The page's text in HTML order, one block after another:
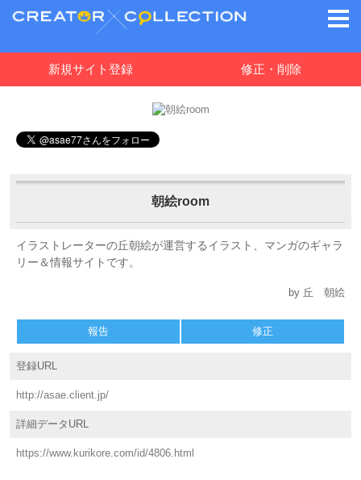
新規サイト登録 修正・削除
朝絵room
イラストレーターの丘朝絵が運営するイラスト、マンガのギャラ
リー＆情報サイトです。
by 丘 朝絵
報告 修正
登録URL
http://asae.client.jp/
詳細データURL
https://www.kurikore.com/id/4806.html